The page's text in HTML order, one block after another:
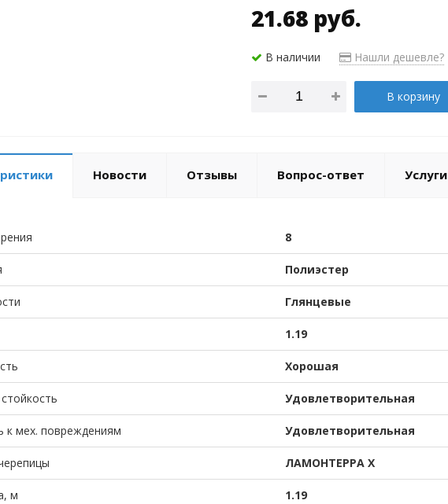
21.68 руб.
В наличии Нашли дешевле?
В корзину
Новости Отзывы Вопрос-ответ Услуги
8
Полиэстер
Глянцевые
1.19
Хорошая
Удовлетворительная
к мех. повреждениям Удовлетворительная
ЛАМОНТЕРРА X
м 1.19